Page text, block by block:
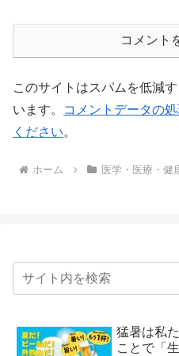
コメント
このサイトはスパムを低減
います。
コメントデータの
ください。
ホーム 医学・医療・健
猛暑は私
ことで「